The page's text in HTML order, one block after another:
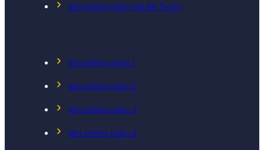
Văn phòng quận Hai Bà Trưng
Văn phòng quận 1
Văn phòng quận 2
Văn phòng quận 3
Văn phòng quận 4